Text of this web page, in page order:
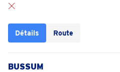
Détails Route
BUSSUM